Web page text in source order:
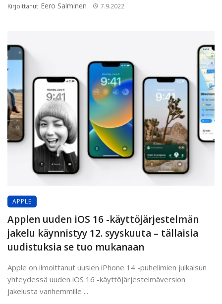
Kirjoittanut Eero Salminen 7.9.2022
APPLE
Applen uuden iOS 16 -käyttöjärjestelmän
jakelu käynnistyy 12. syyskuuta – tällaisia
uudistuksia se tuo mukanaan
Apple on ilmoittanut uusien iPhone 14 -puhelimien julkaisun
yhteydessä uuden iOS 16 -käyttöjärjestelmäversion
jakelusta vanhemmille ...